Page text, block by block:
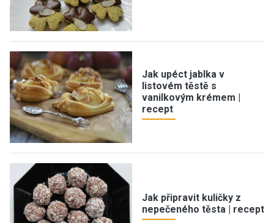
Jak upéct jablka v
listovém těstě s
vanilkovým krémem |
recept
Jak připravit kuličky z
nepečeného těsta | recept